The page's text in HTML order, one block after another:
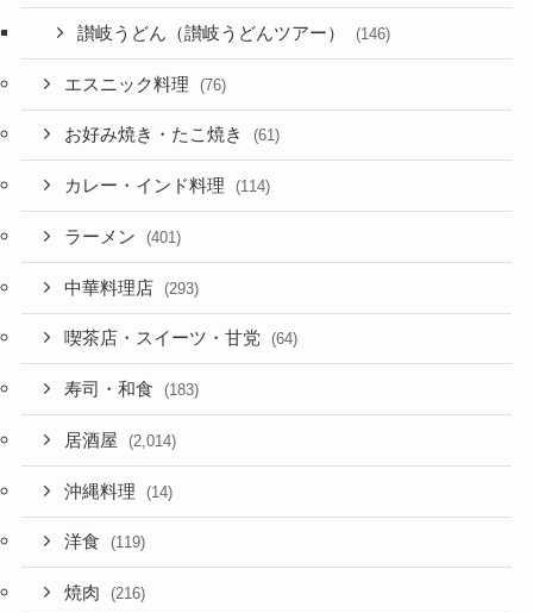
讃岐うどん（讃岐うどんツアー） (146)
エスニック料理 (76)
お好み焼き・たこ焼き (61)
カレー・インド料理 (114)
ラーメン (401)
中華料理店 (293)
喫茶店・スイーツ・甘党 (64)
寿司・和食 (183)
居酒屋 (2,014)
沖縄料理 (14)
洋食 (119)
焼肉 (216)